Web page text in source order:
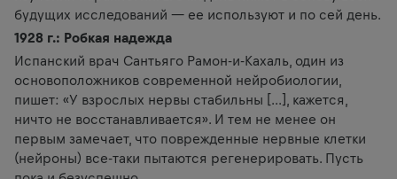
будущих исследований — ее используют и по сей день.
1928 г.: Робкая надежда
Испанский врач Сантьяго Рамон-и-Кахаль, один из
основоположников современной нейробиологии,
пишет: «У взрослых нервы стабильны [...], кажется,
ничто не восстанавливается». И тем не менее он
первым замечает, что поврежденные нервные клетки
(нейроны) все-таки пытаются регенерировать. Пусть